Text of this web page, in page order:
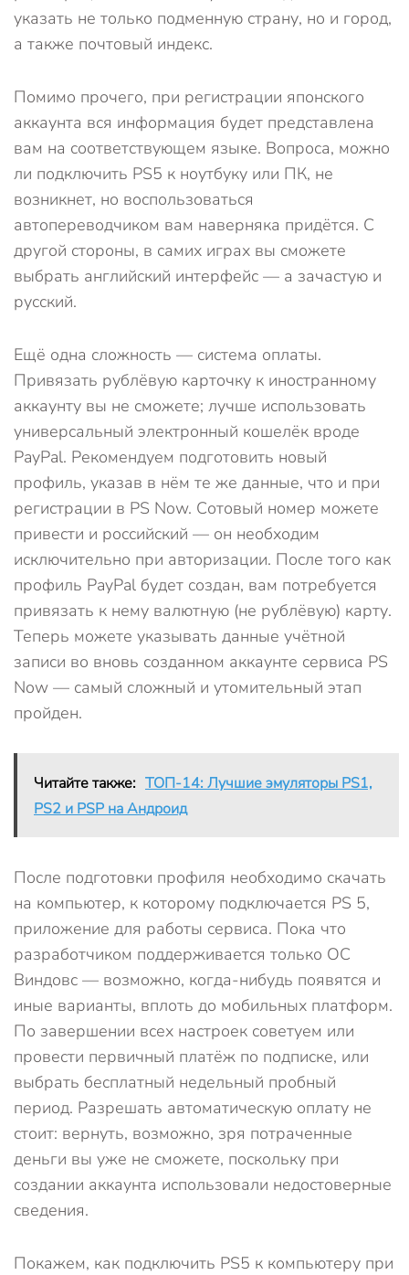
указать не только подменную страну, но и город,
а также почтовый индекс.
Помимо прочего, при регистрации японского
аккаунта вся информация будет представлена
вам на соответствующем языке. Вопроса, можно
ли подключить PS5 к ноутбуку или ПК, не
возникнет, но воспользоваться
автопереводчиком вам наверняка придётся. С
другой стороны, в самих играх вы сможете
выбрать английский интерфейс — а зачастую и
русский.
Ещё одна сложность — система оплаты.
Привязать рублёвую карточку к иностранному
аккаунту вы не сможете; лучше использовать
универсальный электронный кошелёк вроде
PayPal. Рекомендуем подготовить новый
профиль, указав в нём те же данные, что и при
регистрации в PS Now. Сотовый номер можете
привести и российский — он необходим
исключительно при авторизации. После того как
профиль PayPal будет создан, вам потребуется
привязать к нему валютную (не рублёвую) карту.
Теперь можете указывать данные учётной
записи во вновь созданном аккаунте сервиса PS
Now — самый сложный и утомительный этап
пройден.
Читайте также: ТОП-14: Лучшие эмуляторы PS1,
PS2 и PSP на Андроид
После подготовки профиля необходимо скачать
на компьютер, к которому подключается PS 5,
приложение для работы сервиса. Пока что
разработчиком поддерживается только ОС
Виндовс — возможно, когда-нибудь появятся и
иные варианты, вплоть до мобильных платформ.
По завершении всех настроек советуем или
провести первичный платёж по подписке, или
выбрать бесплатный недельный пробный
период. Разрешать автоматическую оплату не
стоит: вернуть, возможно, зря потраченные
деньги вы уже не сможете, поскольку при
создании аккаунта использовали недостоверные
сведения.
Покажем, как подключить PS5 к компьютеру при